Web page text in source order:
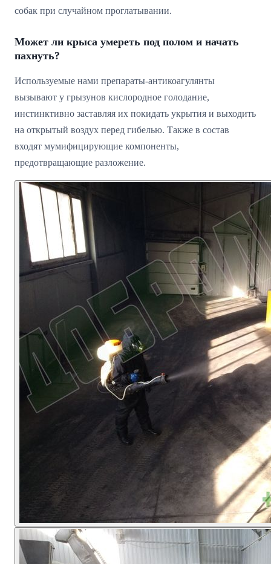
собак при случайном проглатывании.
Может ли крыса умереть под полом и начать
пахнуть?
Используемые нами препараты-антикоагулянты
вызывают у грызунов кислородное голодание,
инстинктивно заставляя их покидать укрытия и выходить
на открытый воздух перед гибелью. Также в состав
входят мумифицирующие компоненты,
предотвращающие разложение.